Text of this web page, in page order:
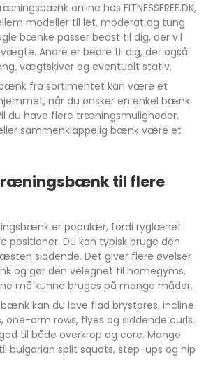
online hos FITNESSFREE.DK,
modeller til let, moderat og tung
bænke passer bedst til dig, der vil
Andre er bedre til dig, der også
vægtskiver og eventuelt stativ.
fra sortimentet kan være et
når du ønsker en enkel bænk
du have flere træningsmuligheder,
sammenklappelig bænk være et
til flere
er populær, fordi ryglænet
positioner. Du kan typisk bruge den
siddende. Det giver flere øvelser
og gør den velegnet til homegyms,
må kunne bruges på mange måder.
kan du lave flad brystpres, incline
one-arm rows, flyes og siddende curls.
til både overkrop og core. Mange
bulgarian split squats, step-ups og hip